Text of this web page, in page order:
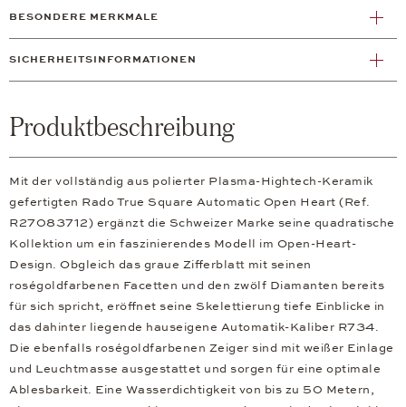
BESONDERE MERKMALE
SICHERHEITSINFORMATIONEN
Produktbeschreibung
Mit der vollständig aus polierter Plasma-Hightech-Keramik
gefertigten Rado True Square Automatic Open Heart (Ref.
R27083712) ergänzt die Schweizer Marke seine quadratische
Kollektion um ein faszinierendes Modell im Open-Heart-
Design. Obgleich das graue Zifferblatt mit seinen
roségoldfarbenen Facetten und den zwölf Diamanten bereits
für sich spricht, eröffnet seine Skelettierung tiefe Einblicke in
das dahinter liegende hauseigene Automatik-Kaliber R734.
Die ebenfalls roségoldfarbenen Zeiger sind mit weißer Einlage
und Leuchtmasse ausgestattet und sorgen für eine optimale
Ablesbarkeit. Eine Wasserdichtigkeit von bis zu 50 Metern,